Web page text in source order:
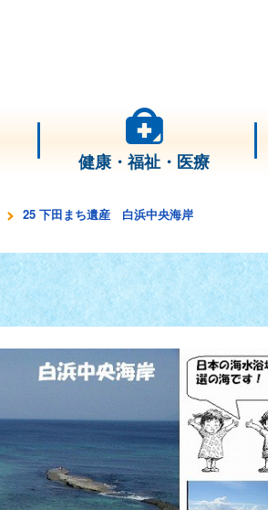
健康・福祉・医療
25 下田まち遺産 白浜中央海岸